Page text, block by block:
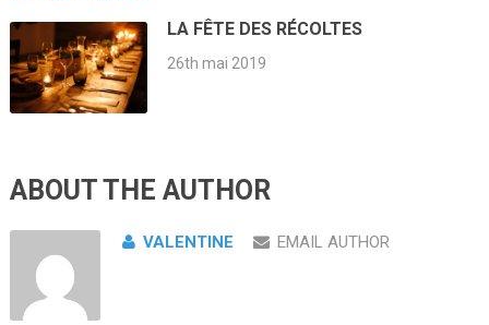
LA FÊTE DES RÉCOLTES
26th mai 2019
ABOUT THE AUTHOR
VALENTINE EMAIL AUTHOR